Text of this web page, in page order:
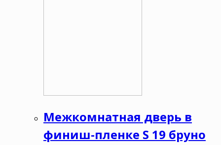
Межкомнатная дверь в
финиш-пленке S 19 бруно